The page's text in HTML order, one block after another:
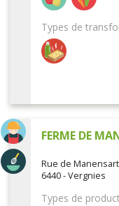
Types de
FERME DE
Rue de
6440 - Vergnies
Types de